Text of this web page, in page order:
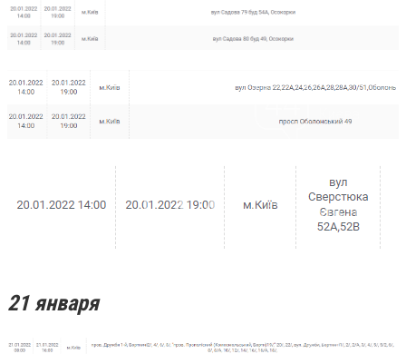
21 января